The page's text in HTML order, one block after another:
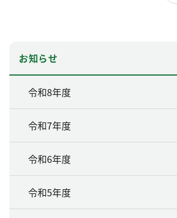
お知らせ
令和8年度
令和7年度
令和6年度
令和5年度